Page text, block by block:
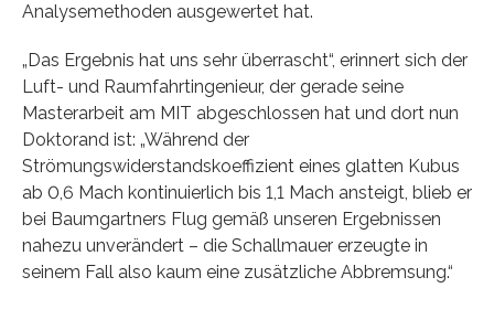
Analysemethoden ausgewertet hat.
„Das Ergebnis hat uns sehr überrascht“, erinnert sich der
Luft- und Raumfahrtingenieur, der gerade seine
Masterarbeit am MIT abgeschlossen hat und dort nun
Doktorand ist: „Während der
Strömungswiderstandskoeffizient eines glatten Kubus
ab 0,6 Mach kontinuierlich bis 1,1 Mach ansteigt, blieb er
bei Baumgartners Flug gemäß unseren Ergebnissen
nahezu unverändert – die Schallmauer erzeugte in
seinem Fall also kaum eine zusätzliche Abbremsung.“